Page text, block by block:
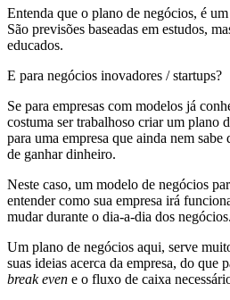
Entenda que o plano de negócios, é
São previsões baseadas em estudos,
educados.
E para negócios inovadores / startups?
Se para empresas com modelos já
costuma ser trabalhoso criar um plano
para uma empresa que ainda nem
de ganhar dinheiro.
Neste caso, um modelo de negócios
entender como sua empresa irá
mudar durante o dia-a-dia dos negócios.
Um plano de negócios aqui, serve
suas ideias acerca da empresa, do que
break even e o fluxo de caixa